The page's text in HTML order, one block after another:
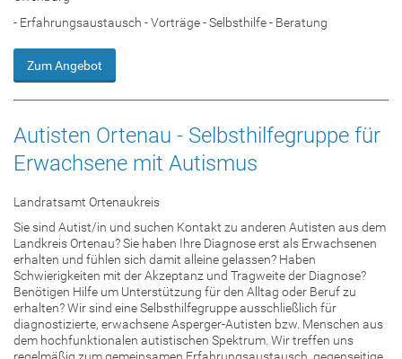
- Erfahrungsaustausch - Vorträge - Selbsthilfe - Beratung
Zum Angebot
Autisten Ortenau - Selbsthilfegruppe für
Erwachsene mit Autismus
Landratsamt Ortenaukreis
Sie sind Autist/in und suchen Kontakt zu anderen Autisten aus dem
Landkreis Ortenau? Sie haben Ihre Diagnose erst als Erwachsenen
erhalten und fühlen sich damit alleine gelassen? Haben
Schwierigkeiten mit der Akzeptanz und Tragweite der Diagnose?
Benötigen Hilfe um Unterstützung für den Alltag oder Beruf zu
erhalten? Wir sind eine Selbsthilfegruppe ausschließlich für
diagnostizierte, erwachsene Asperger-Autisten bzw. Menschen aus
dem hochfunktionalen autistischen Spektrum. Wir treffen uns